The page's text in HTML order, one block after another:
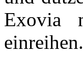
Exovia
einreihen.